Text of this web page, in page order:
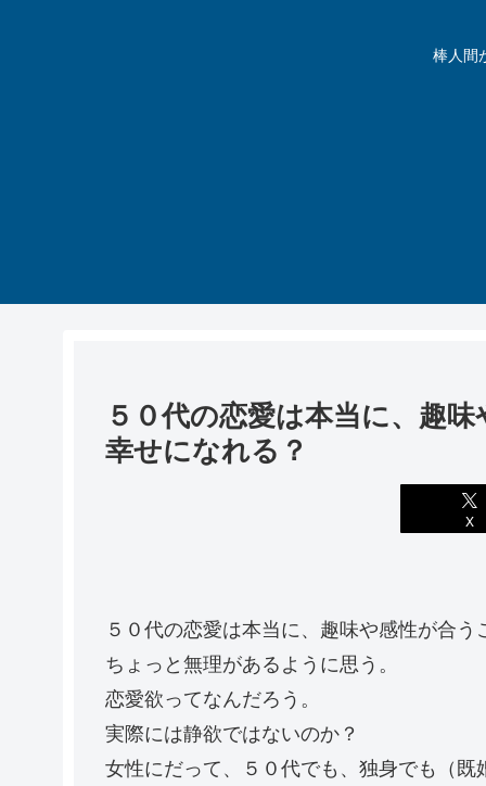
棒人間
５０代の恋愛は本当に、趣
幸せになれる？
X
５０代の恋愛は本当に、趣味や感性が合
ちょっと無理があるように思う。
恋愛欲ってなんだろう。
実際には静欲ではないのか？
女性にだって、５０代でも、独身でも（